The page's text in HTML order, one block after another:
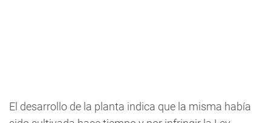
El desarrollo de la planta indica que la misma había